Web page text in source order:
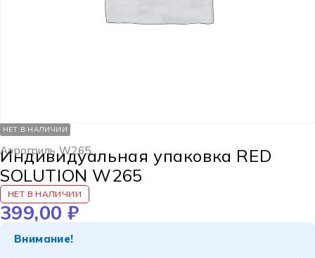
НЕТ В НАЛИЧИИ
Аэрогриль W265
Индивидуальная упаковка RED
SOLUTION W265
НЕТ В НАЛИЧИИ
399,00 ₽
Внимание!